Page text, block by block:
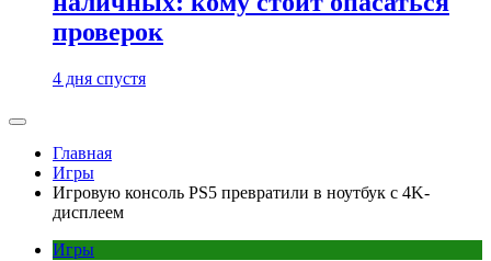
проверок
4 дня спустя
Главная
Игры
Игровую консоль PS5 превратили в ноутбук с 4K-
дисплеем
Игры